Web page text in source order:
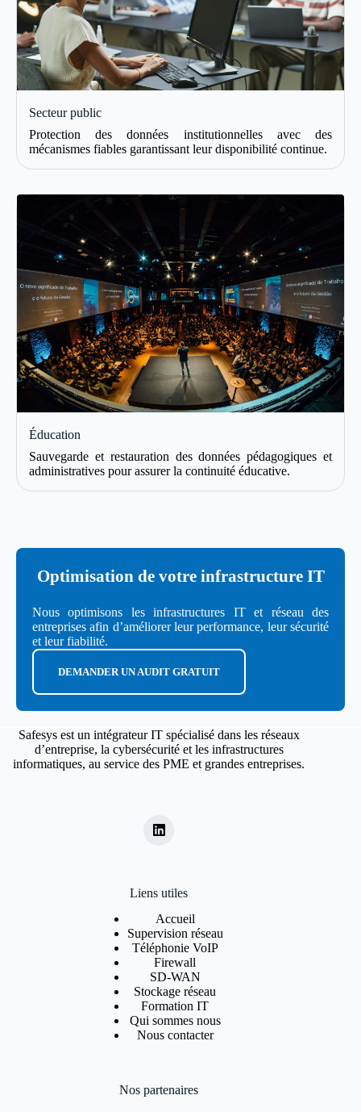
Secteur public
Protection des données institutionnelles avec des
mécanismes fiables garantissant leur disponibilité continue.
Éducation
Sauvegarde et restauration des données pédagogiques et
administratives pour assurer la continuité éducative.
Optimisation de votre infrastructure IT
Nous optimisons les infrastructures IT et réseau des
entreprises afin d’améliorer leur performance, leur sécurité
et leur fiabilité.
DEMANDER UN AUDIT GRATUIT
Safesysest un intégrateur IT spécialisé dans les réseaux
d’entreprise, la cybersécurité et les infrastructures
informatiques, au service des PME et grandes entreprises.
Liens utiles
Accueil
Supervision réseau
Téléphonie VoIP
Firewall
SD-WAN
Stockage réseau
Formation IT
Qui sommes nous
Nous contacter
Nos partenaires